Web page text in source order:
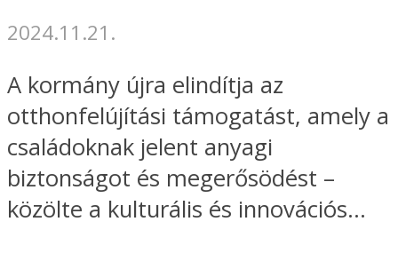
2024.11.21.
A kormány újra elindítja az
otthonfelújítási támogatást, amely a
családoknak jelent anyagi
biztonságot és megerősödést –
közölte a kulturális és innovációs...